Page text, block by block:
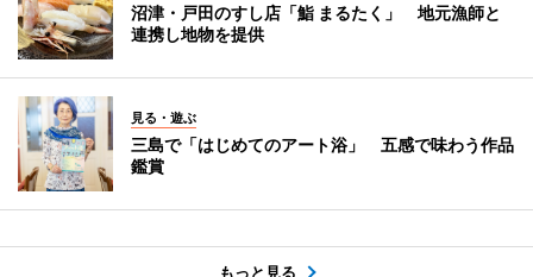
沼津・戸田のすし店「鮨 まるたく」 地元漁師と
連携し地物を提供
見る・遊ぶ
三島で「はじめてのアート浴」 五感で味わう作品
鑑賞
もっと見る